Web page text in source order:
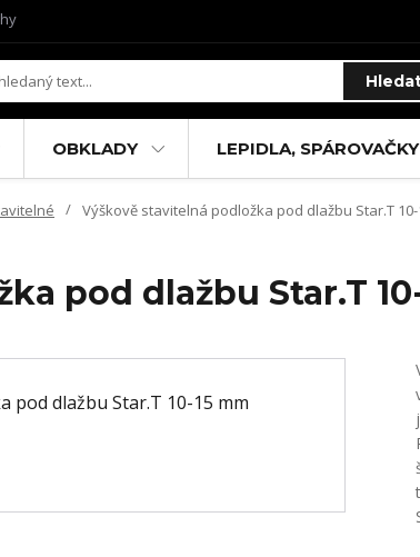
OBKLADY LEPIDLA, SPÁROVAČKY
Výškově stavitelná podložka pod dlažbu Star.T 10-
pod dlažbu Star.T